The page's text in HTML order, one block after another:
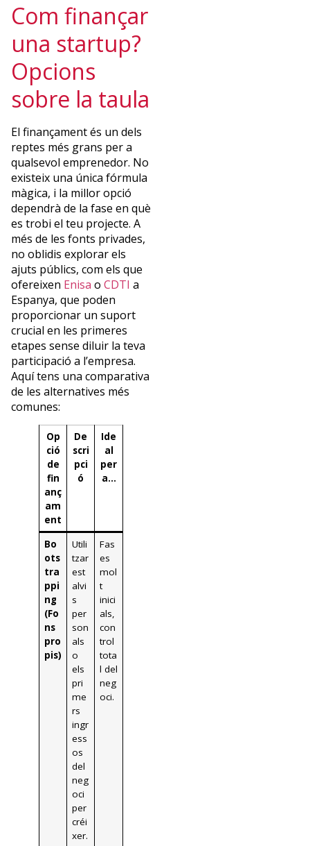
Com finançar
una startup?
Opcions
sobre la taula
El finançament és un dels
reptes més grans per a
qualsevol emprenedor. No
existeix una única fórmula
màgica, i la millor opció
dependrà de la fase en què
es trobi el teu projecte. A
més de les fonts privades,
no oblidis explorar els
ajuts públics, com els que
ofereixen Enisa oCDTI a
Espanya, que poden
proporcionar un suport
crucial en les primeres
etapes sense diluir la teva
participació a l’empresa.
Aquí tens una comparativa
de les alternatives més
comunes:
Op
ció
de
fin
anç
am
ent
De
scri
pci
ó
Ide
al
per
a…
Bo
ots
tra
ppi
ng
(Fo
ns
pro
pis)
Utili
tzar
est
alvi
s
per
son
als
o
els
pri
me
rs
ingr
ess
os
del
neg
oci
per
créi
xer.
Fas
es
mol
t
inici
als,
con
trol
tota
l del
neg
oci.